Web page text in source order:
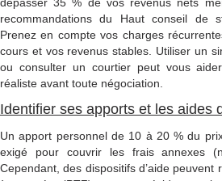
recommandations du Haut conseil de
Prenez en compte vos charges
cours et vos revenus stables. Utiliser un
ou consulter un courtier peut vous
réaliste avant toute négociation.
Identifier ses apports et les aides
Un apport personnel de 10 à 20 % du
exigé pour couvrir les frais annexes
Cependant, des dispositifs d’aide